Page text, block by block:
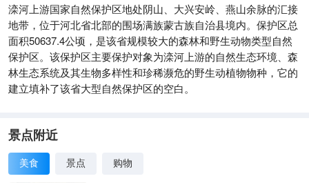
滦河上游国家自然保护区地处阴山、大兴安岭、燕山余脉的汇接
地带，位于河北省北部的围场满族蒙古族自治县境内。保护区总
面积50637.4公顷，是该省规模较大的森林和野生动物类型自然
保护区。该保护区主要保护对象为滦河上游的自然生态环境、森
林生态系统及其生物多样性和珍稀濒危的野生动植物物种，它的
建立填补了该省大型自然保护区的空白。
景点附近
美食 景点 购物